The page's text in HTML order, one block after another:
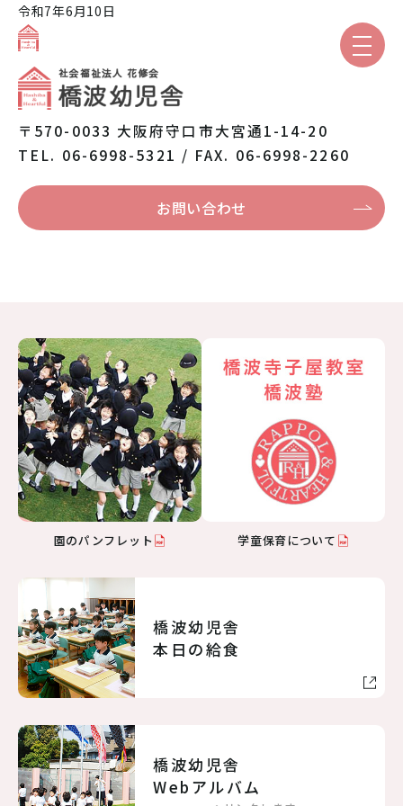
保育と教育
入園案内 保護者専用
トピックス 本日の給食
病児保育のご案内 交通アクセス
採用情報
個人情報保護方針
06-6998-5321
受付時間 7:00～20:00（平日）7:00～19:00（土曜）
令和7年6月10日
〒570-0033 大阪府守口市大宮通1-14-20
TEL. 06-6998-5321 / FAX. 06-6998-2260
お問い合わせ
園のパンフレット 学童保育について
橋波幼児舎
本日の給食
橋波幼児舎
Webアルバム